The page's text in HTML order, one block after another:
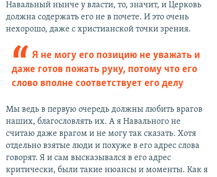
Навальный нынче у власти, то, значит, и Церковь
должна содержать его не в почете. И это очень
нехорошо, даже с христианской точки зрения.
Я не могу его позицию не уважать и
даже готов пожать руку, потому что его
слово вполне соответствует его делу
Мы ведь в первую очередь должны любить врагов
наших, благословлять их. А я Навального не
считаю даже врагом и не могу так сказать. Хотя
отдельно взятые люди и похуже в его адрес слова
говорят. Я и сам высказывался в его адрес
критически, были такие нюансы и моменты. Как я